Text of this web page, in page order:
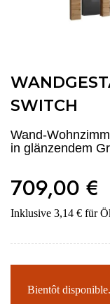
SWITCH
Wand-
in glänzendem
709,00 €
Inklusive 3,14 € für
Bientôt disponible.